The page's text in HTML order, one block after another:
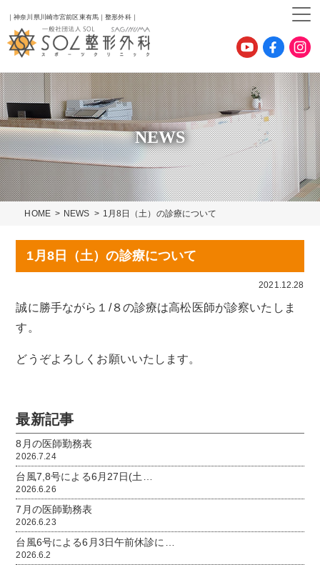
｜神奈川県川崎市宮前区東有馬｜整形外科｜
NEWS
HOME NEWS 1月8日（土）の診療について
1月8日（土）の診療について
2021.12.28
誠に勝手ながら１/８の診療は高松医師が診察いたしま
す。
どうぞよろしくお願いいたします。
最新記事
8月の医師勤務表
2026.7.24
台風7,8号による6月27日(土…
2026.6.26
7月の医師勤務表
2026.6.23
台風6号による6月3日午前休診に…
2026.6.2